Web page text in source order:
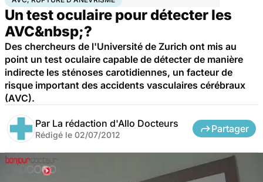
Un test oculaire pour détecter les
AVC&nbsp;?
Des chercheurs de l'Université de Zurich ont mis au
point un test oculaire capable de détecter de manière
indirecte les sténoses carotidiennes, un facteur de
risque important des accidents vasculaires cérébraux
(AVC).
Par La rédaction d'Allo Docteurs
Rédigé le 02/07/2012
Partager